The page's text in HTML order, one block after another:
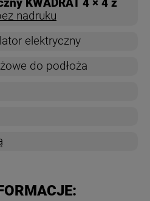
KWADRAT 4 × 4 z
nadruku
elektryczny
do podłoża